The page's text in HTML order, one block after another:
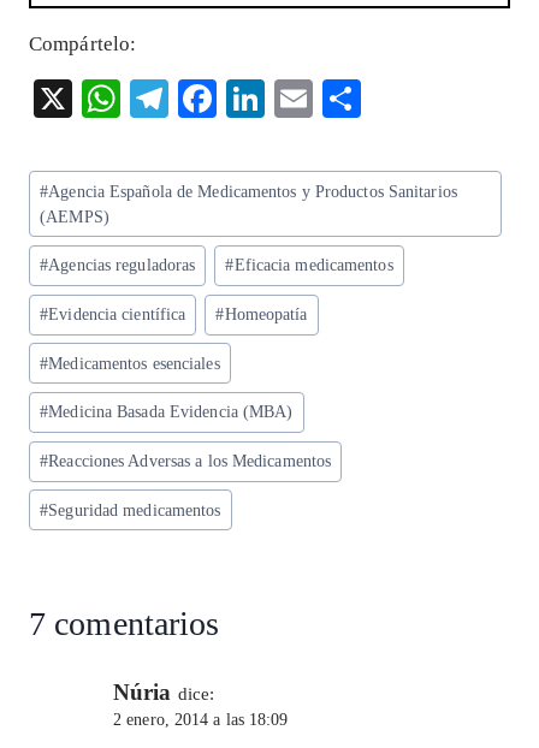
Compártelo:
X
W
ts
A
p
p
T
eg
m
F
eb
o
k
Li
ke
n
E
ai re
Etiquetas
de
la
entrada:
#Agencia Española de Medicamentos y Productos Sanitarios
(AEMPS)
#Agencias reguladoras #Eficacia medicamentos
#Evidencia científica #Homeopatía
#Medicamentos esenciales
#Medicina Basada Evidencia (MBA)
#Reacciones Adversas a los Medicamentos
#Seguridad medicamentos
7 comentarios
Núria dice:
2 enero, 2014 a las 18:09